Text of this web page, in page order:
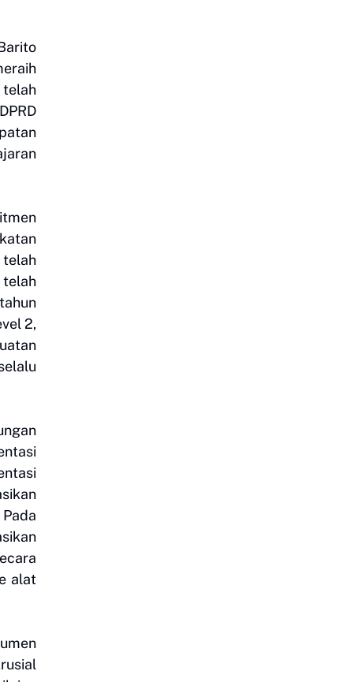
telah
2,
alat